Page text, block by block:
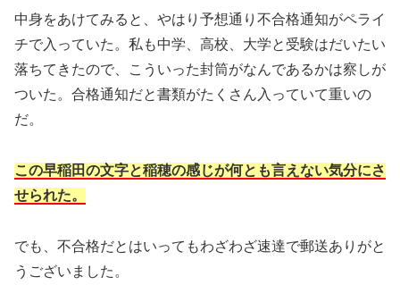
中身をあけてみると、やはり予想通り不合格通知がペライ
チで入っていた。私も中学、高校、大学と受験はだいたい
落ちてきたので、こういった封筒がなんであるかは察しが
ついた。合格通知だと書類がたくさん入っていて重いの
だ。
この早稲田の文字と稲穂の感じが何とも言えない気分にさ
せられた。
でも、不合格だとはいってもわざわざ速達で郵送ありがと
うございました。